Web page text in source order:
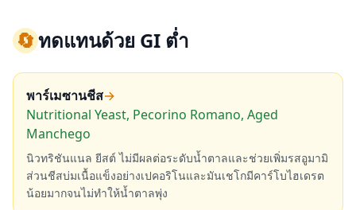
🔄ทดแทนด้วย GI ต่ำ
พาร์เมซานชีส→
Nutritional Yeast, Pecorino Romano, Aged
Manchego
นิวทริชันแนล ยีสต์ ไม่มีผลต่อระดับน้ำตาลและช่วยเพิ่มรสอูมามิ
ส่วนชีสบ่มเนื้อแข็งอย่างเปคอริโนและมันเชโกมีคาร์โบไฮเดรต
น้อยมากจนไม่ทำให้น้ำตาลพุ่ง